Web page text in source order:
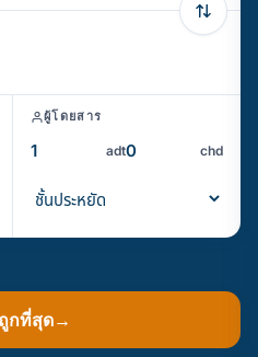
ผู้โดยสาร
adt chd
กที่สุด→